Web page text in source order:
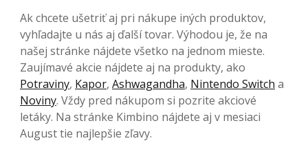
Ak chcete ušetriť aj pri nákupe iných produktov,
vyhľadajte u nás aj ďalší tovar. Výhodou je, že na
našej stránke nájdete všetko na jednom mieste.
Zaujímavé akcie nájdete aj na produkty, ako
Potraviny, Kapor, Ashwagandha, Nintendo Switch a
Noviny. Vždy pred nákupom si pozrite akciové
letáky. Na stránke Kimbino nájdete aj v mesiaci
August tie najlepšie zľavy.